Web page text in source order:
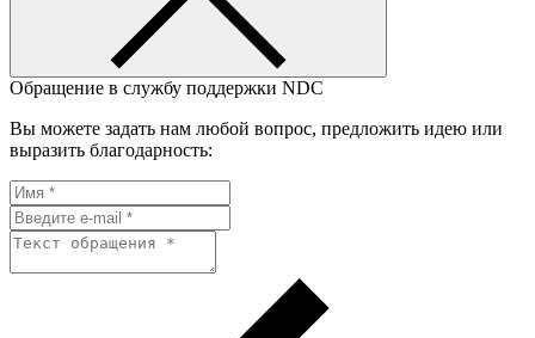
Обращение в службу поддержки NDC
Вы можете задать нам любой вопрос, предложить идею или
выразить благодарность: